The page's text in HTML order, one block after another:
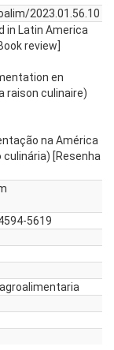
2023.01.56.10
in Latin America
review]
en
raison culinaire)
na América
culinária) [Resenha
5619